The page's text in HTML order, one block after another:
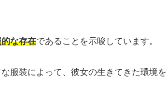
な存在であることを示唆しています。
服装によって、彼女の生きてきた環境を